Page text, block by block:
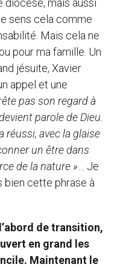
diocèse, mais aussi
sens cela comme
Mais cela ne
pour ma famille. Un
jésuite, Xavier
appel et une
pas son regard à
parole de Dieu.
réussi, avec la glaise
un être dans
de la nature» … Je
bien cette phrase à
de transition,
en grand les
Maintenant le